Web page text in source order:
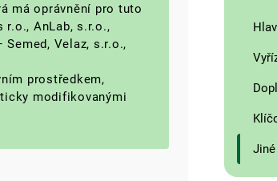
má oprávnění pro tuto
r.o., AnLab, s.r.o.,
Velaz, s.r.o.,
prostředkem,
modifikovanými
Jiné